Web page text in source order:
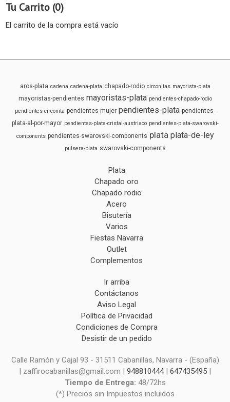
Tu Carrito (0)
El carrito de la compra está vacío
aros-plata cadena cadena-plata chapado-rodio circonitas mayorista-plata
mayoristas-pendientes mayoristas-plata pendientes-chapado-rodio
pendientes-circonita pendientes-mujer pendientes-plata pendientes-
plata-al-por-mayor pendientes-plata-cristal-austriaco pendientes-plata-swarovski-
components pendientes-swarovski-components plata plata-de-ley
pulsera-plata swarovski-components
Plata
Chapado oro
Chapado rodio
Acero
Bisutería
Varios
Fiestas Navarra
Outlet
Complementos
Ir arriba
Contáctanos
Aviso Legal
Política de Privacidad
Condiciones de Compra
Desistir de un pedido
Calle Ramón y Cajal 93 - 31511 Cabanillas, Navarra - (España)
| zaffirocabanillas@gmail.com | 948810444| 647435495 |
Tiempo de Entrega: 48/72hs
(*) Precios sin Impuestos incluidos